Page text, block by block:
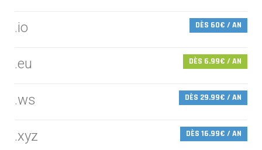
.io DÈS 60€ / AN
.eu DÈS 6.99€ / AN
.ws DÈS 29.99€ / AN
.xyz DÈS 16.99€ / AN